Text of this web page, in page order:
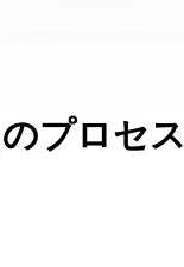
プロセス